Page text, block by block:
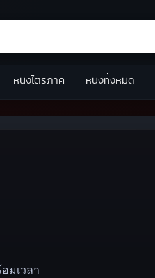
หนังไตรภาค หนังทั้งหมด
มเวลา